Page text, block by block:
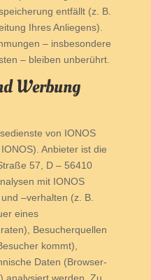
entfällt (z. B.
Ihres Anliegens).
– insbesondere
– bleiben unberührt.
Werbung
von IONOS
Anbieter ist die
57, D – 56410
mit IONOS
–verhalten (z. B.
eines
Besucherquellen
kommt),
Daten (Browser-